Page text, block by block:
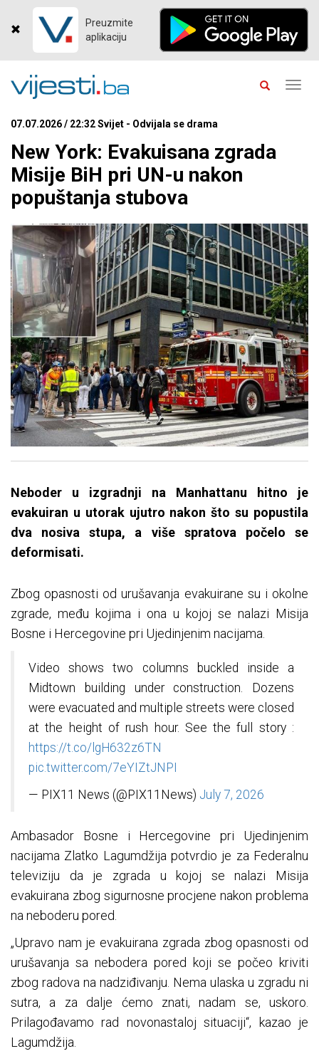
Preuzmite
aplikaciju
07.07.2026 / 22:32 Svijet - Odvijala se drama
New York: Evakuisana zgrada
Misije BiH pri UN-u nakon
popuštanja stubova
Neboder u izgradnji na Manhattanu hitno je
evakuiran u utorak ujutro nakon što su popustila
dva nosiva stupa, a više spratova počelo se
deformisati.
Zbog opasnosti od urušavanja evakuirane su i okolne
zgrade, među kojima i ona u kojoj se nalazi Misija
Bosne i Hercegovine pri Ujedinjenim nacijama.
Video shows two columns buckled inside a
Midtown building under construction. Dozens
were evacuated and multiple streets were closed
at the height of rush hour. See the full story :
https://t.co/lgH632z6TN
pic.twitter.com/7eYIZtJNPI
— PIX11 News (@PIX11News) July 7, 2026
Ambasador Bosne i Hercegovine pri Ujedinjenim
nacijama Zlatko Lagumdžija potvrdio je za Federalnu
televiziju da je zgrada u kojoj se nalazi Misija
evakuirana zbog sigurnosne procjene nakon problema
na neboderu pored.
„Upravo nam je evakuirana zgrada zbog opasnosti od
urušavanja sa nebodera pored koji se počeo kriviti
zbog radova na nadziđivanju. Nema ulaska u zgradu ni
sutra, a za dalje ćemo znati, nadam se, uskoro.
Prilagođavamo rad novonastaloj situaciji“, kazao je
Lagumdžija.